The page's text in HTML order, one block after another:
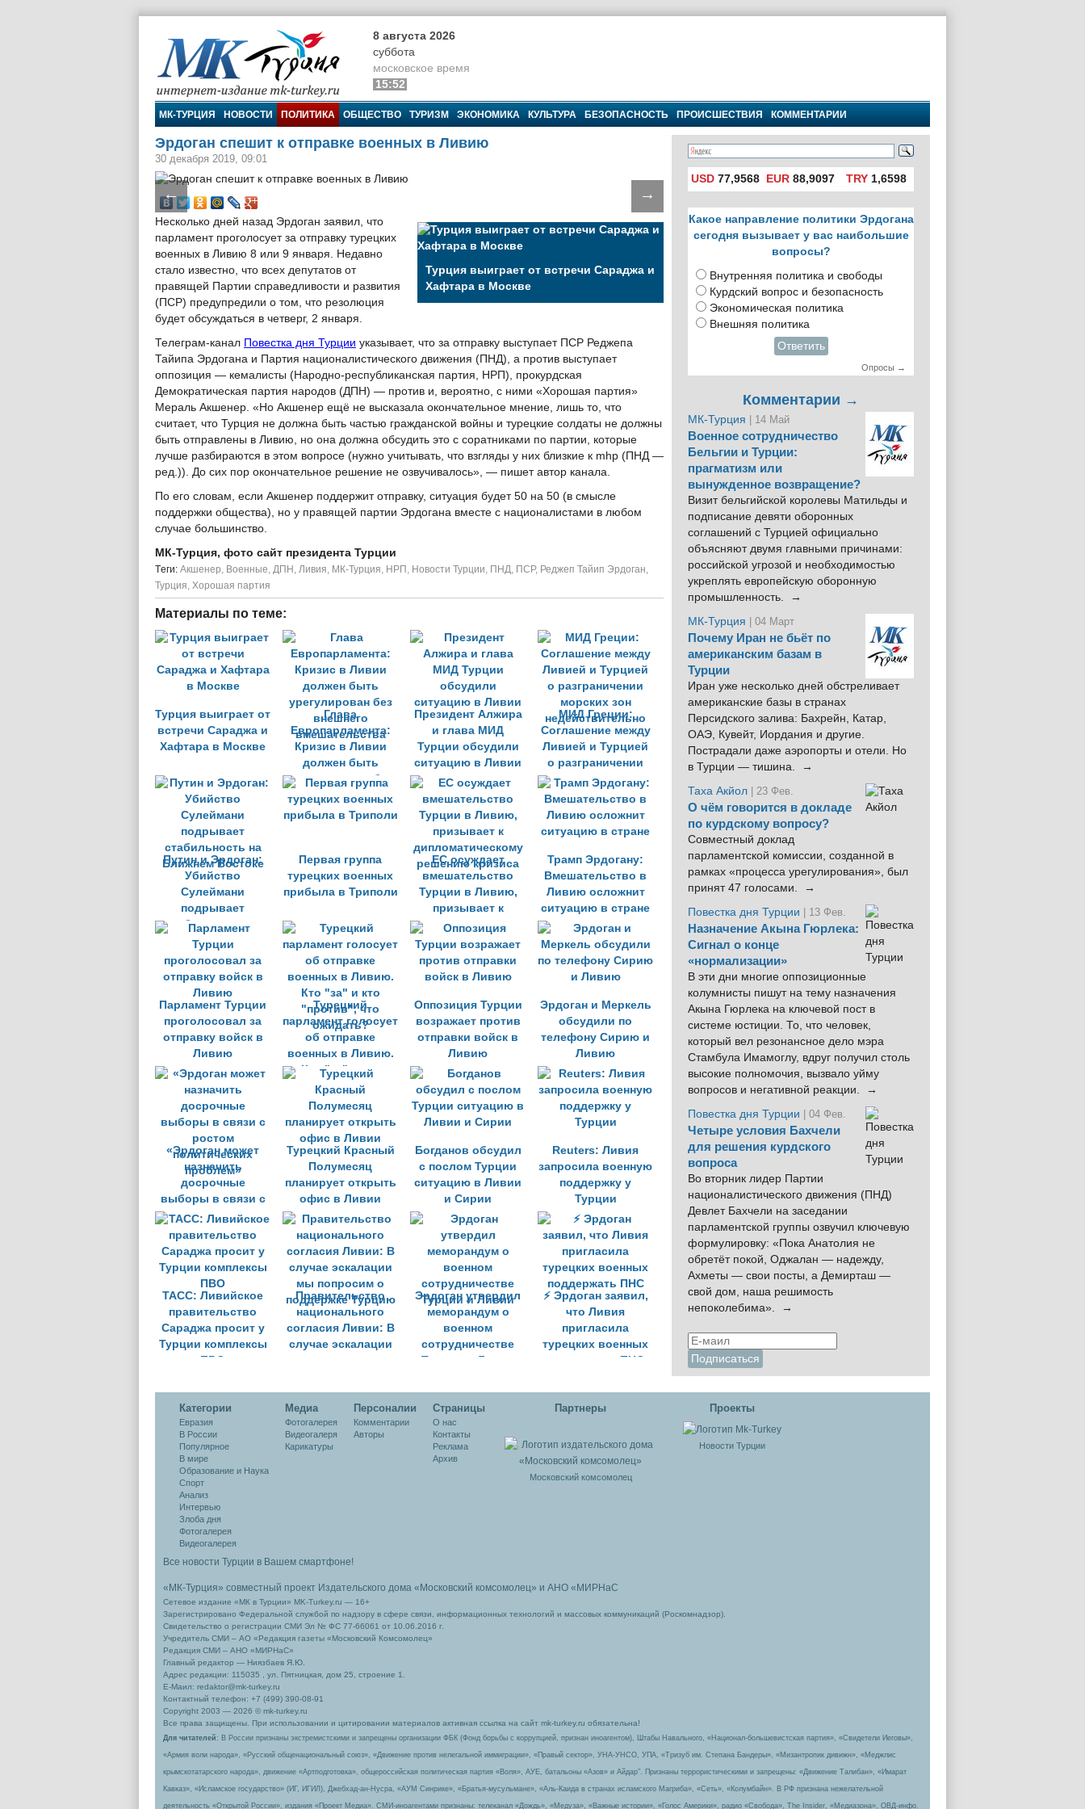
МК-Турция
8 августа 2026
суббота
московское время
15:52
МК-ТУРЦИЯ НОВОСТИ ПОЛИТИКА ОБЩЕСТВО ТУРИЗМ ЭКОНОМИКА КУЛЬТУРА БЕЗОПАСНОСТЬ ПРОИСШЕСТВИЯ КОММЕНТАРИИ
Эрдоган спешит к отправке военных в Ливию
30 декабря 2019, 09:01
← →
Турция выиграет от встречи Сараджа и
Хафтара в Москве
Несколько дней назад Эрдоган заявил, что
парламент проголосует за отправку турецких
военных в Ливию 8 или 9 января. Недавно
стало известно, что всех депутатов от
правящей Партии справедливости и развития
(ПСР) предупредили о том, что резолюция
будет обсуждаться в четверг, 2 января.
Телеграм-канал Повестка дня Турции указывает, что за отправку выступает ПСР Реджепа
Тайипа Эрдогана и Партия националистического движения (ПНД), а против выступает
оппозиция — кемалисты (Народно-республиканская партия, НРП), прокурдская
Демократическая партия народов (ДПН) — против и, вероятно, с ними «Хорошая партия»
Мераль Акшенер. «Но Акшенер ещё не высказала окончательное мнение, лишь то, что
считает, что Турция не должна быть частью гражданской войны и турецкие солдаты не должны
быть отправлены в Ливию, но она должна обсудить это с соратниками по партии, которые
лучше разбираются в этом вопросе (нужно учитывать, что взгляды у них близкие к mhp (ПНД —
ред.)). До сих пор окончательное решение не озвучивалось», — пишет автор канала.
По его словам, если Акшенер поддержит отправку, ситуация будет 50 на 50 (в смысле
поддержки общества), но у правящей партии Эрдогана вместе с националистами в любом
случае большинство.
МК-Турция, фото сайт президента Турции
Tеги: Акшенер, Военные, ДПН , Ливия, МК-Турция, НРП , Новости Турции, ПНД, ПСР, Реджеп Тайип Эрдоган,
Турция, Хорошая партия
Материалы по теме:
Турция выиграет от
встречи Сараджа и
Хафтара в Москве
Глава
Европарламента:
Кризис в Ливии
должен быть
урегулирован без
внешнего
вмешательства
Президент Алжира
и глава МИД
Турции обсудили
ситуацию в Ливии
МИД Греции:
Соглашение между
Ливией и Турцией
о разграничении
морских зон
недействительно
Путин и Эрдоган:
Убийство
Сулеймани
подрывает
стабильность на
Ближнем Востоке
Первая группа
турецких военных
прибыла в Триполи
ЕС осуждает
вмешательство
Турции в Ливию,
призывает к
дипломатическому
решению кризиса
Трамп Эрдогану:
Вмешательство в
Ливию осложнит
ситуацию в стране
Парламент Турции
проголосовал за
отправку войск в
Ливию
Турецкий
парламент голосует
об отправке
военных в Ливию.
Кто "за" и кто
"против", что
ожидать?
Оппозиция Турции
возражает против
отправки войск в
Ливию
Эрдоган и Меркель
обсудили по
телефону Сирию и
Ливию
«Эрдоган может
назначить
досрочные
выборы в связи с
ростом
политических
проблем»
Турецкий Красный
Полумесяц
планирует открыть
офис в Ливии
Богданов обсудил
с послом Турции
ситуацию в Ливии
и Сирии
Reuters: Ливия
запросила военную
поддержку у
Турции
ТАСС: Ливийское
правительство
Сараджа просит у
Турции комплексы
ПВО
Правительство
национального
согласия Ливии: В
случае эскалации
Эрдоган утвердил
меморандум о
военном
сотрудничестве
Турции и Ливии
⚡ Эрдоган заявил,
что Ливия
пригласила
турецких военных
поддержать ПНС
USD 77,9568 EUR 88,9097 TRY1,6598
Какое направление политики Эрдогана
сегодня вызывает у вас наибольшие
вопросы?
Внутренняя политика и свободы
Курдский вопрос и безопасность
Экономическая политика
Внешняя политика
Ответить
Опросы →
Комментарии →
МК-Турция | 14 Май
Военное сотрудничество
Бельгии и Турции:
прагматизм или
вынужденное возвращение?
Визит бельгийской королевы Матильды и
подписание девяти оборонных
соглашений с Турцией официально
объясняют двумя главными причинами:
российской угрозой и необходимостью
укреплять европейскую оборонную
промышленность. →
МК-Турция
| 04 Март
Почему Иран не бьёт по
американским базам в
Турции
Иран уже несколько дней обстреливает
американские базы в странах
Персидского залива: Бахрейн, Катар,
ОАЭ, Кувейт, Иордания и другие.
Пострадали даже аэропорты и отели. Но
в Турции — тишина. →
Таха Акйол | 23 Фев.
О чём говорится в докладе
по курдскому вопросу?
Совместный доклад
парламентской комиссии, созданной в
рамках «процесса урегулирования», был
принят 47 голосами. →
Повестка дня Турции
| 13 Фев.
Назначение Акына Гюрлека:
Сигнал о конце
«нормализации»
В эти дни многие оппозиционные
колумнисты пишут на тему назначения
Акына Гюрлека на ключевой пост в
системе юстиции. То, что человек,
который вел резонансное дело мэра
Стамбула Имамоглу, вдруг получил столь
высокие полномочия, вызвало уйму
вопросов и негативной реакции. →
Повестка дня Турции
| 04 Фев.
Четыре условия Бахчели
для решения курдского
вопроса
Во вторник лидер Партии
националистического движения (ПНД)
Девлет Бахчели на заседании
парламентской группы озвучил ключевую
формулировку: «Пока Анатолия не
обретёт покой, Оджалан — надежду,
Ахметы — свои посты, а Демирташ —
свой дом, наша решимость
непоколебима». →
Категории
Евразия
В России
Популярное
В мире
Образование и Наука
Спорт
Анализ
Интервью
Злоба дня
Фотогалерея
Видеогалерея
Медиа
Фотогалерея
Видеогалеря
Карикатуры
Персоналии
Комментарии
Авторы
Cтраницы
О нас
Контакты
Реклама
Архив
Партнеры
Московский комсомолец
Проекты
Новости Турции
Все новости Турции в Вашем смартфоне!
«МК-Турция» совместный проект Издательского дома «Московский комсомолец» и АНО «МИРНаС
Сетевое издание «МК в Турции» MK-Turkey.ru — 16+
Зарегистрировано Федеральной службой по надзору в сфере связи, информационных технологий и массовых коммуникаций (Роскомнадзор).
Свидетельство о регистрации СМИ Эл № ФС 77-66061 от 10.06.2016 г.
Учредитель СМИ – АО «Редакция газеты «Московский Комсомолец»
Редакция СМИ – АНО «МИРНаС»
Главный редактор — Ниязбаев Я.Ю.
Адрес редакции: 115035 , ул. Пятницкая, дом 25, строение 1.
Е-Маил: redaktor@mk-turkey.ru
Контактный телефон: +7 (499) 390-08-91
Copyright 2003 — 2026 © mk-turkey.ru
Все права защищены. При использовании и цитировании материалов активная ссылка на сайт mk-turkey.ru обязательна!
Для читателей : В России признаны экстремистскими и запрещены организации ФБК (Фонд борьбы с коррупцией, признан иноагентом), Штабы Навального, «Национал-большевистская партия», «Свидетели Иеговы»,
«Армия воли народа», «Русский общенациональный союз», «Движение против нелегальной иммиграции», «Правый сектор», УНА-УНСО, УПА, «Тризуб им. Степана Бандеры», «Мизантропик дивижн», «Меджлис
крымскотатарского народа», движение «Артподготовка», общероссийская политическая партия «Воля», АУЕ, батальоны «Азов» и Айдар″. Признаны террористическими и запрещены: «Движение Талибан», «Имарат
Кавказ», «Исламское государство» (ИГ, ИГИЛ), Джебхад-ан-Нусра, «АУМ Синрике», «Братья-мусульмане», «Аль-Каида в странах исламского Магриба», «Сеть», «Колумбайн». В РФ признана нежелательной
деятельность «Открытой России», издания «Проект Медиа». СМИ-иноагентами признаны: телеканал «Дождь», «Медуза», «Важные истории», «Голос Америки», радио «Свобода», The Insider, «Медиазона», ОВД-инфо.